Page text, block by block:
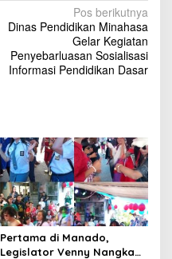
Pos berikutnya
Dinas Pendidikan Minahasa
Gelar Kegiatan
Penyebarluasan Sosialisasi
Informasi Pendidikan Dasar
Pertama di Manado,
Legislator Venny Nangka